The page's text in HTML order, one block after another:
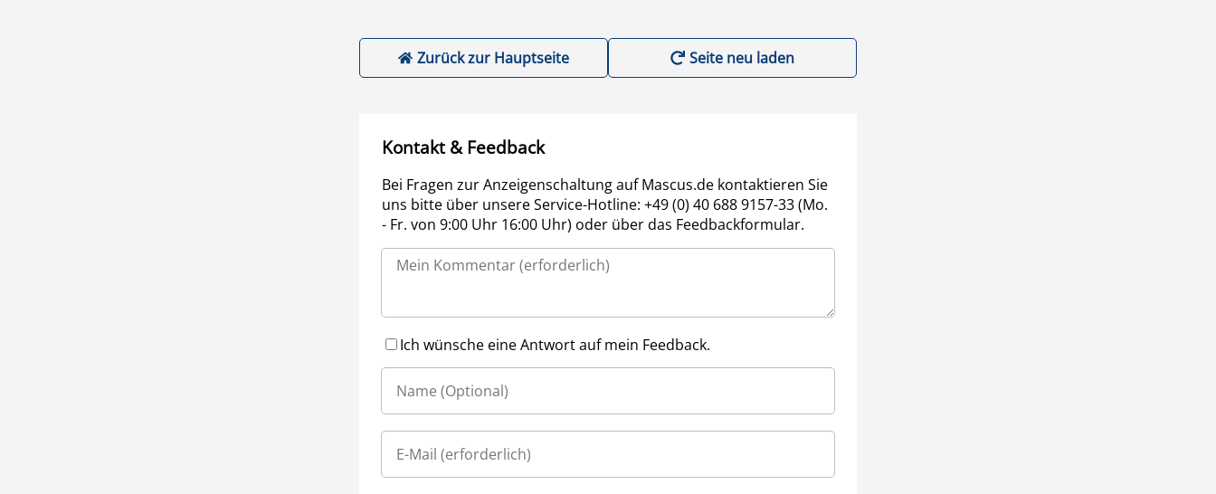
Zurück zur Hauptseite Seite neu laden
Kontakt & Feedback
Bei Fragen zur Anzeigenschaltung auf Mascus.de kontaktieren Sie
uns bitte über unsere Service-Hotline: +49 (0) 40 688 9157-33 (Mo.
- Fr. von 9:00 Uhr 16:00 Uhr) oder über das Feedbackformular.
Ich wünsche eine Antwort auf mein Feedback.